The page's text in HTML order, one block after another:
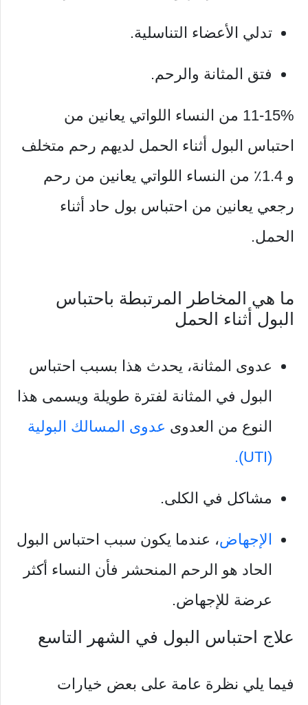
تدلي الأعضاء التناسلية.
فتق المثانة والرحم.
11-15% من النساء اللواتي يعانين من
احتباس البول أثناء الحمل لديهم رحم متخلف
و 1.4٪ من النساء اللواتي يعانين من رحم
رجعي يعانين من احتباس بول حاد أثناء
الحمل.
ما هي المخاطر المرتبطة باحتباس
البول أثناء الحمل
عدوى المثانة، يحدث هذا بسبب احتباس
البول في المثانة لفترة طويلة ويسمى هذا
النوع من العدوى عدوى المسالك البولية
(UTI).
مشاكل في الكلى.
الإجهاض، عندما يكون سبب احتباس البول
الحاد هو الرحم المنحشر فأن النساء أكثر
عرضة للإجهاض.
علاج احتباس البول في الشهر التاسع
فيما يلي نظرة عامة على بعض خيارات